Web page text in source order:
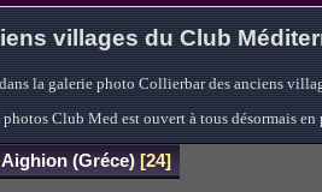
villages du Club
la galerie photo Collierbar des anciens
Club Med est ouvert à tous désormais
Aighion (Gréce) 24